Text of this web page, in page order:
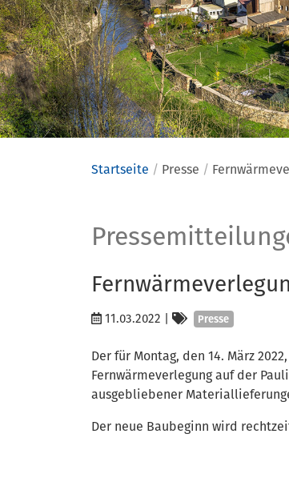
Startseite Presse
Presse
11.03.2022 | Kategorien
Presse
Der für Montag, den 14. März
Fernwärmeverlegung auf der
ausgebliebener
Der neue Baubeginn wird